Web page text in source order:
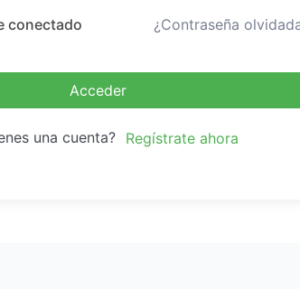
conectado ¿Contraseña
Acceder
una cuenta? Regístrate ahora